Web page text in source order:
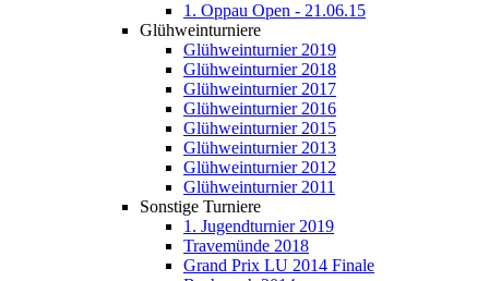
1. Oppau Open - 21.06.15
Glühweinturniere
Glühweinturnier 2019
Glühweinturnier 2018
Glühweinturnier 2017
Glühweinturnier 2016
Glühweinturnier 2015
Glühweinturnier 2013
Glühweinturnier 2012
Glühweinturnier 2011
Sonstige Turniere
1. Jugendturnier 2019
Travemünde 2018
Grand Prix LU 2014 Finale